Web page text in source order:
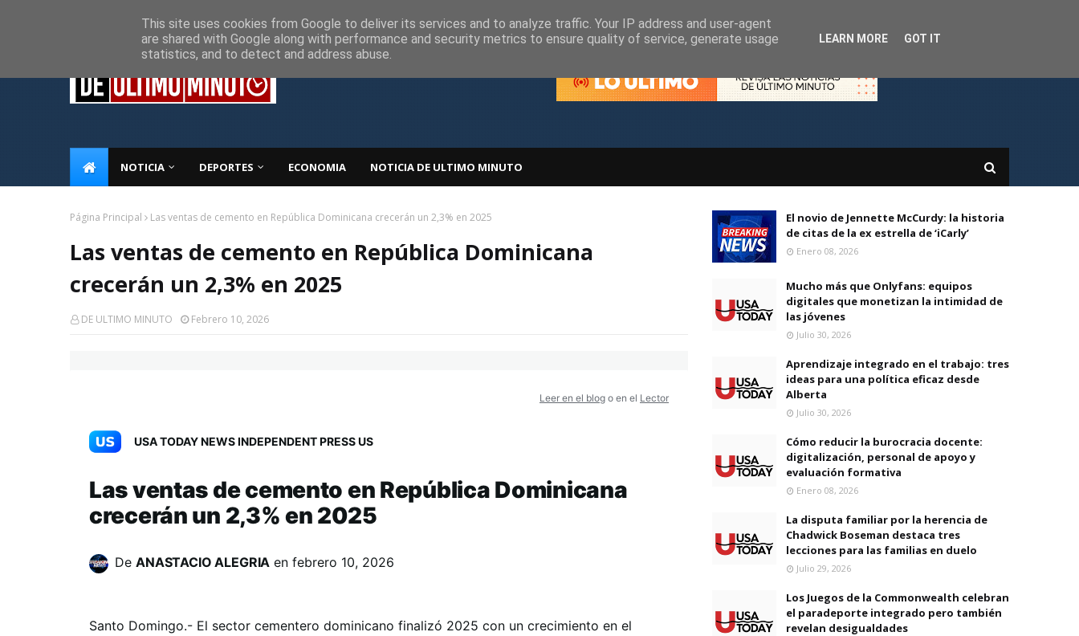
NOTICIA DEPORTES ECONOMIA NOTICIA DE ULTIMO MINUTO
Página Principal Las ventas de cemento en República Dominicana crecerán un 2,3% en 2025
Las ventas de cemento en República Dominicana
crecerán un 2,3% en 2025
DE ULTIMO MINUTO Febrero 10, 2026
Leer en el blog o en el Lector
USA TODAY NEWS INDEPENDENT PRESS US
Las ventas de cemento en República Dominicana
crecerán un 2,3% en 2025
De ANASTACIO ALEGRIA enfebrero 10, 2026
Santo Domingo.- El sector cementero dominicano finalizó 2025 con un crecimiento en el
El novio de Jennette McCurdy: la historia
de citas de la ex estrella de ‘iCarly’
Enero 08, 2026
Mucho más que Onlyfans: equipos
digitales que monetizan la intimidad de
las jóvenes
Julio 30, 2026
Aprendizaje integrado en el trabajo: tres
ideas para una política eficaz desde
Alberta
Julio 30, 2026
Cómo reducir la burocracia docente:
digitalización, personal de apoyo y
evaluación formativa
Enero 08, 2026
La disputa familiar por la herencia de
Chadwick Boseman destaca tres
lecciones para las familias en duelo
Julio 29, 2026
Los Juegos de la Commonwealth celebran
el paradeporte integrado pero también
revelan desigualdades
This site uses cookies from Google to deliver its services and to analyze traffic. Your IP address and user-agent
are shared with Google along with performance and security metrics to ensure quality of service, generate usage
statistics, and to detect and address abuse.
LEARN MORE GOT IT